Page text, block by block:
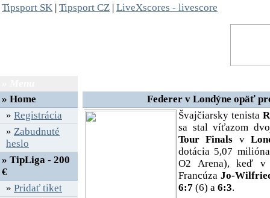
Tipsport SK | Tipsport CZ | LiveXscores - livescore
» Home
» Registrácia
» Zabudnuté
heslo
» TipLiga - 200
€
» Pridať tiket
Federer v Londýne opäť
Švajčiarsky tenista
sa stal víťazom
Tour Finals v
dotácia 5,07
O2 Arena), keď v
FrancúzaJo-
6:7 (6) a 6:3.